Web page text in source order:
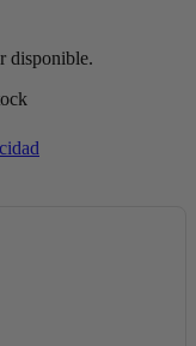
disponible.